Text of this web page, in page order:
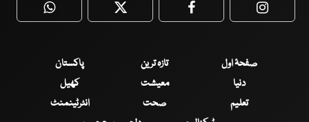
WhatsApp Twitter Facebook
صفحۂ اول تازہ ترین
پاکستان
دنیا
معیشت
کھیل
تعلیم
صحت
انٹرٹینمنٹ